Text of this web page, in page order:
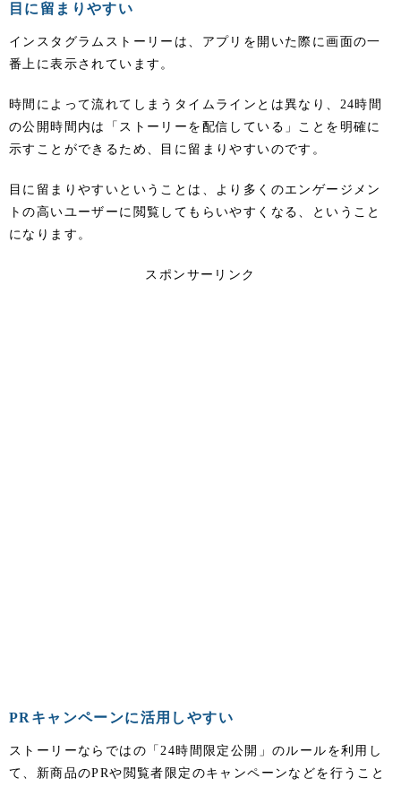
目に留まりやすい
インスタグラムストーリーは、アプリを開いた際に画面の一
番上に表示されています。
時間によって流れてしまうタイムラインとは異なり、24時間
の公開時間内は「ストーリーを配信している」ことを明確に
示すことができるため、目に留まりやすいのです。
目に留まりやすいということは、より多くのエンゲージメン
トの高いユーザーに閲覧してもらいやすくなる、ということ
になります。
スポンサーリンク
PRキャンペーンに活用しやすい
ストーリーならではの「24時間限定公開」のルールを利用し
て、新商品のPRや閲覧者限定のキャンペーンなどを行うこと